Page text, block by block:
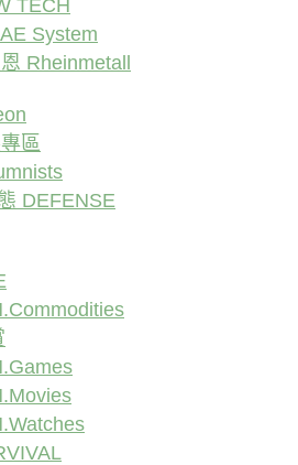
TECH
System
Rheinmetall
區
DEFENSE